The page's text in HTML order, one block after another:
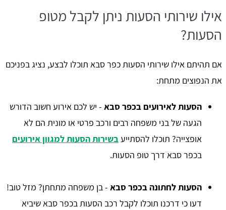
אילו שירותי הסעות ניתן לקבל מטופ
הסעות?
אם תהיתם אילו שירותי הסעות כפר סבא תוכלו לבצע, נציג בפניכם
את הנפוצים מתחת:
הסעות לאירועים בכפר סבא - יש לכם אירוע חשוב הדורש
הגעה של בני משפחה רבים ורכב פרטי או מונית הם לא
אופצייה? תוכלו להסתייעבשירות הסעות למגוון אירועים
בכפר סבא דרך טופ הסעות.
הסעות לחתונה בכפר סבא - בן משפחה מתחתן? מזל טוב!
דעו כי דרכנו תוכלו לקבל רכב הסעות בכפר סבא שיביא